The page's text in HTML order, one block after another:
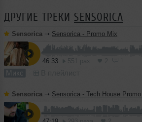
ДРУГИЕ ТРЕКИ SENSORICA
Sensorica ➝ Sensorica - Promo Mix
46:33
Микс
Sensorica ➝ Sensorica - Tech House